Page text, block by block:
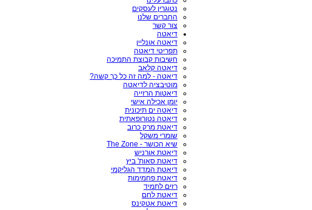
נטוגרין לעסקים
החברים שלנו
צור קשר
דיאטה
דיאטה אונליין
תפריטי דיאטה
חשיבות קבוצת התמיכה
דיאטה קלאב
דיאטה - למה זה כל כך קשה?
מוטיבציה לדיאטה
דיאטות הרזייה
יומן אכילה אישי
דיאטה ים תיכונית
דיאטה נטורופאתית
דיאטת מרק כרוב
שומרי משקל
שיא הכושר - The Zone
דיאטת אורניש
דיאטת סאות' ביץ
דיאטת המדד הגליקמי
דיאטת פחמימות
רזים לתמיד
דיאטת לחם
דיאטת אטקינס